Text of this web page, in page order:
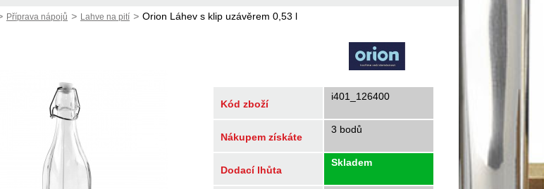
Příprava nápojů > Lahve na pití > Orion Láhev s klip uzávěrem 0,53 l
Kód zboží
i401_126400
Nákupem získáte
3 bodů
Dodací lhůta
Skladem